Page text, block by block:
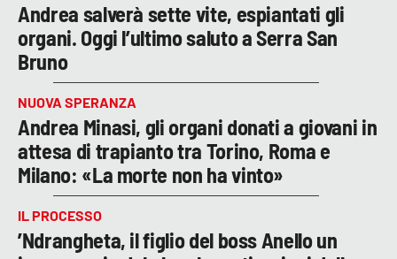
Andrea salverà sette vite, espiantati gli
organi. Oggi l’ultimo saluto a Serra San
Bruno
NUOVA SPERANZA
Andrea Minasi, gli organi donati a giovani in
attesa di trapianto tra Torino, Roma e
Milano: «La morte non ha vinto»
IL PROCESSO
’Ndrangheta, il figlio del boss Anello un